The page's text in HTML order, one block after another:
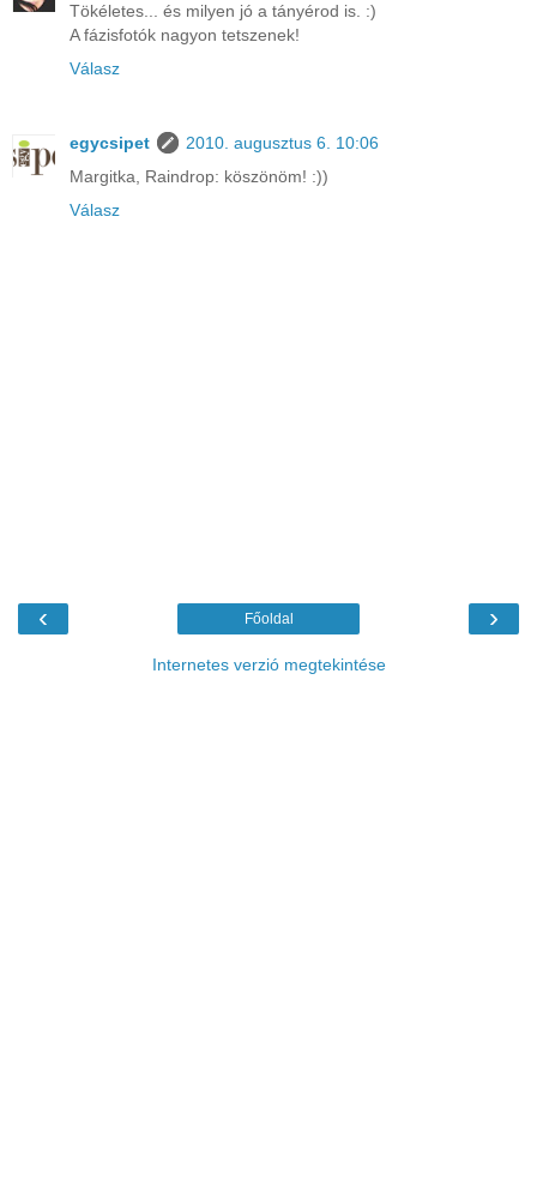
Tökéletes... és milyen jó a tányérod is. :)
A fázisfotók nagyon tetszenek!
Válasz
egycsipet
2010. augusztus 6. 10:06
Margitka, Raindrop: köszönöm! :))
Válasz
‹ ›
Főoldal
Internetes verzió megtekintése